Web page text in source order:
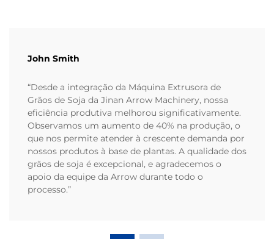
John Smith
“Desde a integração da Máquina Extrusora de
Grãos de Soja da Jinan Arrow Machinery, nossa
eficiência produtiva melhorou significativamente.
Observamos um aumento de 40% na produção, o
que nos permite atender à crescente demanda por
nossos produtos à base de plantas. A qualidade dos
grãos de soja é excepcional, e agradecemos o
apoio da equipe da Arrow durante todo o
processo.”